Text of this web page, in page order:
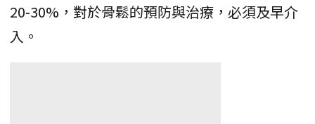
20-30%，對於骨鬆的預防與治療，必須及早介
入。